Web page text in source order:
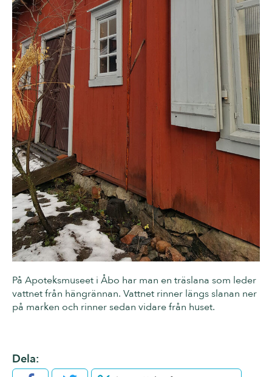
På Apoteksmuseet i Åbo har man en träslana som leder
vattnet från hängrännan. Vattnet rinner längs slanan ner
på marken och rinner sedan vidare från huset.
Dela: